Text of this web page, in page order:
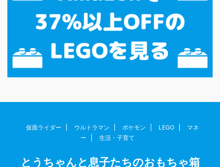
仮面ライダー ウルトラマン ポケモン LEGO
マネ
ー
生活・子育て
とうちゃんと息子たちのおもちゃ箱